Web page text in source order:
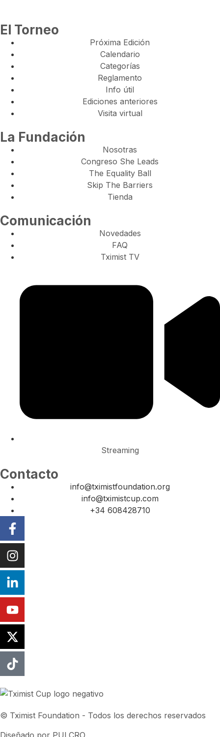
El Torneo
Próxima Edición
Calendario
Categorías
Reglamento
Info útil
Ediciones anteriores
Visita virtual
La Fundación
Nosotras
Congreso She Leads
The Equality Ball
Skip The Barriers
Tienda
Comunicación
Novedades
FAQ
Tximist TV
Streaming
Contacto
info@tximistfoundation.org
info@tximistcup.com
+34 608428710
© Tximist Foundation - Todos los derechos reservados